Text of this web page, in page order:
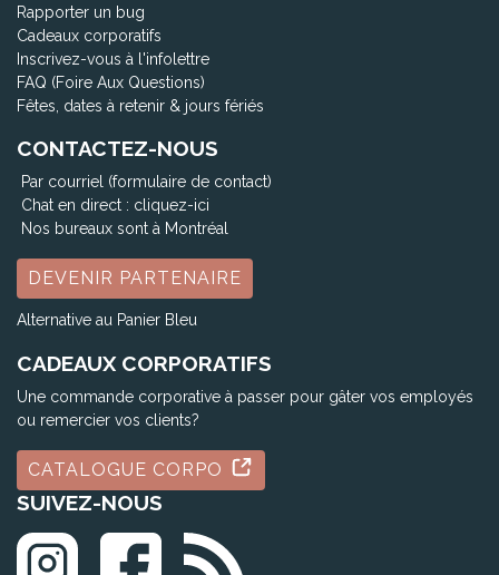
Rapporter un bug
Cadeaux corporatifs
Inscrivez-vous à l'infolettre
FAQ (Foire Aux Questions)
Fêtes, dates à retenir & jours fériés
CONTACTEZ-NOUS
Par courriel (formulaire de contact)
Chat en direct : cliquez-ici
Nos bureaux sont à Montréal
DEVENIR PARTENAIRE
Alternative au Panier Bleu
CADEAUX CORPORATIFS
Une commande corporative à passer pour gâter vos employés
ou remercier vos clients?
CATALOGUE CORPO
SUIVEZ-NOUS